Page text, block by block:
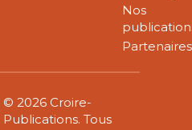
Nos
Partenaires
© 2026 Croire-
Publications. Tous